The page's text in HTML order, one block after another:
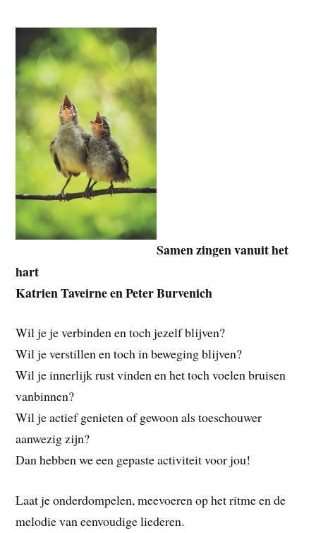
Samen zingen vanuit het
hart
Katrien Taveirne en Peter Burvenich
Wil je je verbinden en toch jezelf blijven?
Wil je verstillen en toch in beweging blijven?
Wil je innerlijk rust vinden en het toch voelen bruisen
vanbinnen?
Wil je actief genieten of gewoon als toeschouwer
aanwezig zijn?
Dan hebben we een gepaste activiteit voor jou!
Laat je onderdompelen, meevoeren op het ritme en de
melodie van eenvoudige liederen.